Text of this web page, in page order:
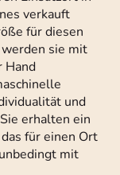
verkauft
für diesen
sie mit
Hand
und
erhalten ein
für einen Ort
mit